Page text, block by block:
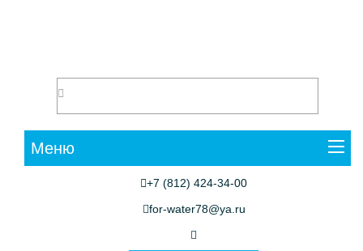
+7 (812) 424-34-00
for-water78@ya.ru
Меню